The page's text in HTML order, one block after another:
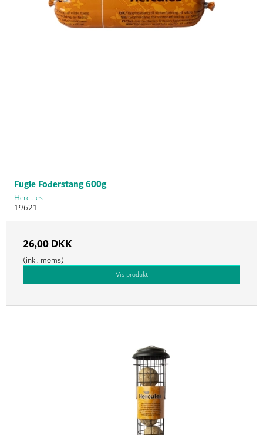
Fugle Foderstang 600g
Hercules
19621
26,00 DKK
(inkl. moms)
Vis produkt